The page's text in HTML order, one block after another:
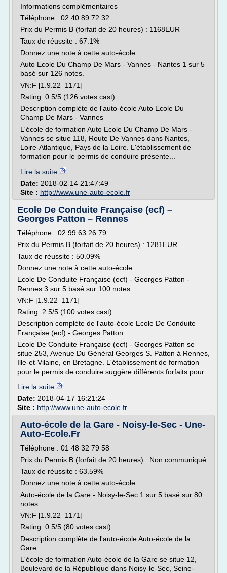
Informations complémentaires
Téléphone : 02 40 89 72 32
Prix du Permis B (forfait de 20 heures) : 1168EUR
Taux de réussite : 67.1%
Donnez une note à cette auto-école
Auto Ecole Du Champ De Mars - Vannes - Nantes 1 sur 5
basé sur 126 notes.
VN:F [1.9.22_1171]
Rating: 0.5/5 (126 votes cast)
Description complète de l'auto-école Auto Ecole Du
Champ De Mars - Vannes
L'école de formation Auto Ecole Du Champ De Mars -
Vannes se situe 118, Route De Vannes dans Nantes,
Loire-Atlantique, Pays de la Loire. L'établissement de
formation pour le permis de conduire présente...
Lire la suite
Date: 2018-02-14 21:47:49
Site : http://www.une-auto-ecole.fr
Ecole De Conduite Française (ecf) –
Georges Patton – Rennes
Téléphone : 02 99 63 26 79
Prix du Permis B (forfait de 20 heures) : 1281EUR
Taux de réussite : 50.09%
Donnez une note à cette auto-école
Ecole De Conduite Française (ecf) - Georges Patton -
Rennes 3 sur 5 basé sur 100 notes.
VN:F [1.9.22_1171]
Rating: 2.5/5 (100 votes cast)
Description complète de l'auto-école Ecole De Conduite
Française (ecf) - Georges Patton
Ecole De Conduite Française (ecf) - Georges Patton se
situe 253, Avenue Du Général Georges S. Patton à Rennes,
Ille-et-Vilaine, en Bretagne. L'établissement de formation
pour le permis de conduire suggère différents forfaits pour...
Lire la suite
Date: 2018-04-17 16:21:24
Site : http://www.une-auto-ecole.fr
Auto-école de la Gare - Noisy-le-Sec - Une-
Auto-Ecole.Fr
Téléphone : 01 48 32 79 58
Prix du Permis B (forfait de 20 heures) : Non communiqué
Taux de réussite : 63.59%
Donnez une note à cette auto-école
Auto-école de la Gare - Noisy-le-Sec 1 sur 5 basé sur 80
notes.
VN:F [1.9.22_1171]
Rating: 0.5/5 (80 votes cast)
Description complète de l'auto-école Auto-école de la
Gare
L'école de formation Auto-école de la Gare se situe 12,
Boulevard de la République dans Noisy-le-Sec, Seine-